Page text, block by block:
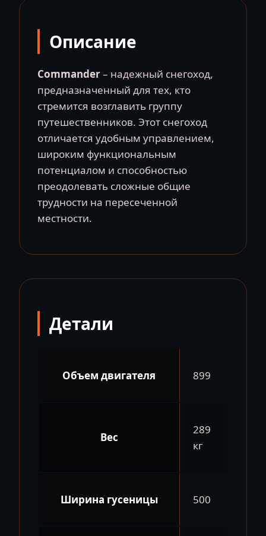
Ace
Описание
Commander– надежный снегоход,
предназначенный для тех, кто
стремится возглавить группу
путешественников. Этот снегоход
отличается удобным управлением,
широким функциональным
потенциалом и способностью
преодолевать сложные общие
трудности на пересеченной
местности.
Детали
Объем двигателя 899
Вес
289
кг
Ширина гусеницы 500